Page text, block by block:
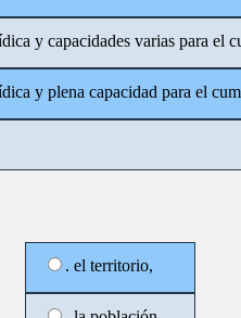
y capacidades varias para el
y plena capacidad para el
. el territorio,